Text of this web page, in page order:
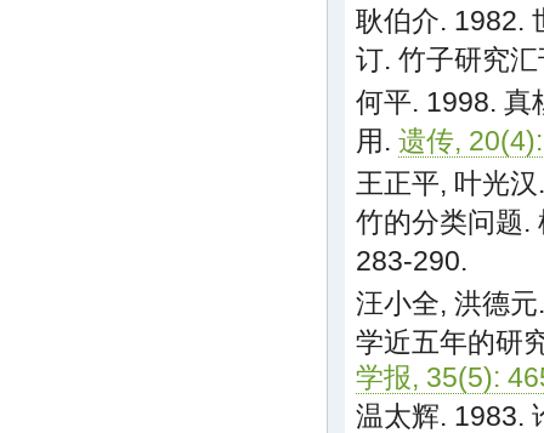
耿伯介. 1982.
订. 竹子研究
何平. 1998. 真
用. 遗传,
王正平, 叶光
竹的分类问题.
283-290.
汪小全, 洪德
学近五年的研
学报, 35(5):
温太辉. 1983.